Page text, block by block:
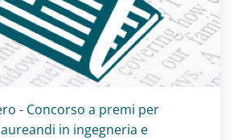
:
- Concorso a premi per
in ingegneria e